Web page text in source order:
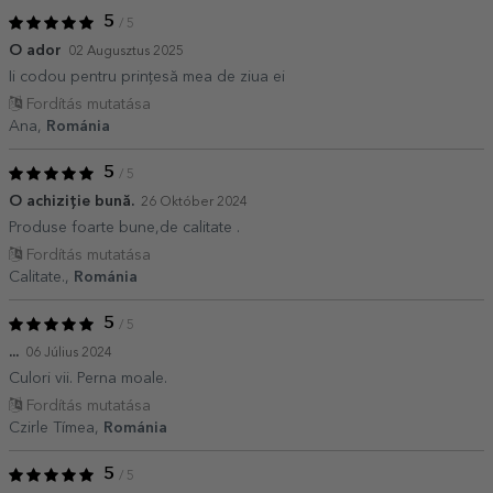
5 / 5
O ador 02 Augusztus 2025
Ii codou pentru prințesă mea de ziua ei
Fordítás mutatása
Ana,
Románia
5 / 5
O achiziție bună. 26 Október 2024
Produse foarte bune,de calitate .
Fordítás mutatása
Calitate.,
Románia
5 / 5
... 06 Július 2024
Culori vii. Perna moale.
Fordítás mutatása
Czirle Tímea,
Románia
5 / 5